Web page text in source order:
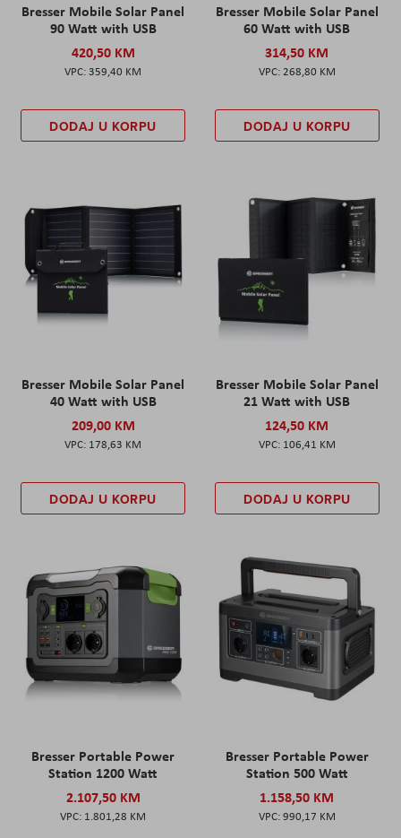
Bresser Mobile Solar Panel
90 Watt with USB
420,50 KM
359,40 KM
DODAJ U KORPU
Bresser Mobile Solar Panel
60 Watt with USB
314,50 KM
268,80 KM
DODAJ U KORPU
Bresser Mobile Solar Panel
40 Watt with USB
209,00 KM
178,63 KM
DODAJ U KORPU
Bresser Mobile Solar Panel
21 Watt with USB
124,50 KM
106,41 KM
DODAJ U KORPU
Bresser Portable Power
Station 1200 Watt
2.107,50 KM
1.801,28 KM
Bresser Portable Power
Station 500 Watt
1.158,50 KM
990,17 KM